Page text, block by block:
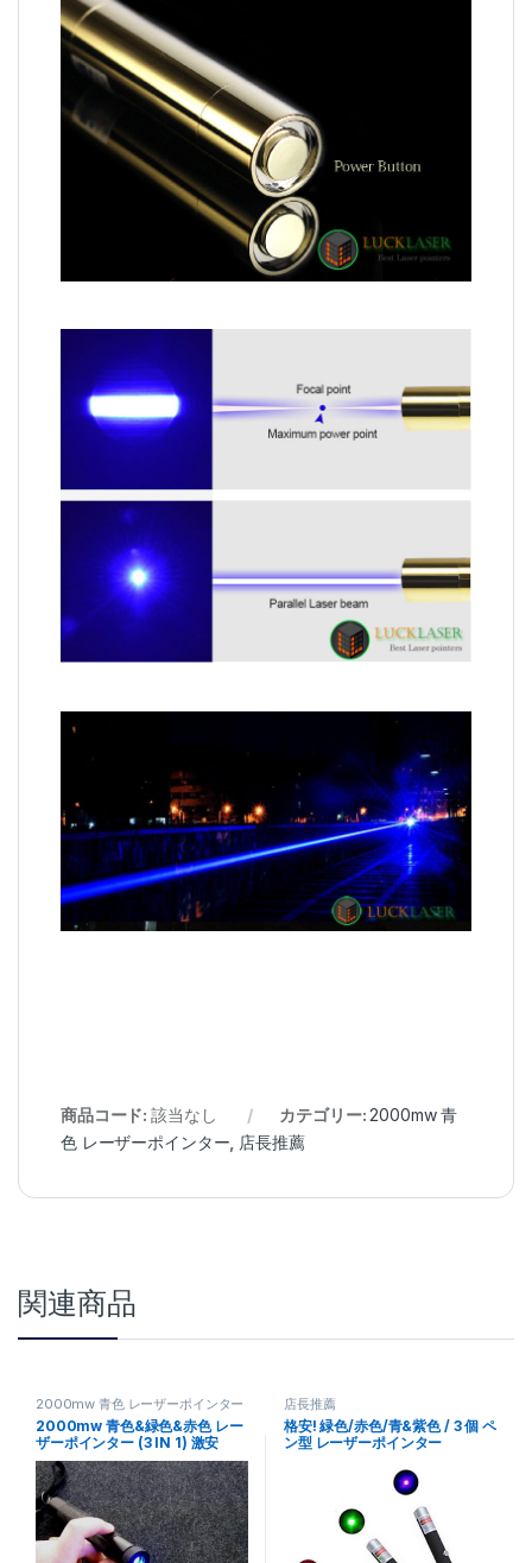
商品コード:該当なし カテゴリー:2000mw 青
色 レーザーポインター 店長推薦
関連商品
2000mw 青色 レーザーポインター
2000mw 青色&緑色&赤色 レー
ザーポインター (3 IN 1) 激安
店長推薦
格安! 緑色/赤色/青&紫色 / 3 個 ペ
ン型 レーザーポインター